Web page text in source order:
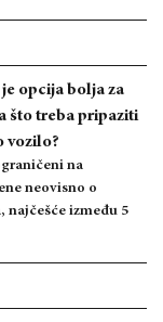
opcija bolja za
što treba pripaziti
vozilo?
na
neovisno o
između 5